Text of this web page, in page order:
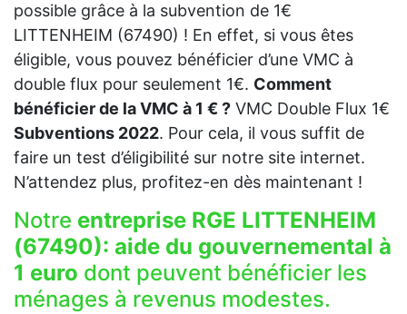
possible grâce à la subvention de 1€
LITTENHEIM (67490) ! En effet, si vous êtes
éligible, vous pouvez bénéficier d’une VMC à
double flux pour seulement 1€. Comment
bénéficier de la VMC à 1 € ? VMC Double Flux 1€
Subventions 2022. Pour cela, il vous suffit de
faire un test d’éligibilité sur notre site internet.
N’attendez plus, profitez-en dès maintenant !
Notre entreprise RGE LITTENHEIM
(67490): aide du gouvernemental à
1 euro dont peuvent bénéficier les
ménages à revenus modestes.